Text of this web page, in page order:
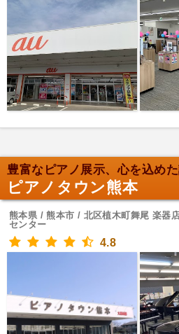
豊富なピアノ展示、心を込め
ピアノタウン熊本
熊本県 / 熊本市 / 北区植木町舞尾 楽器
センター
4.8